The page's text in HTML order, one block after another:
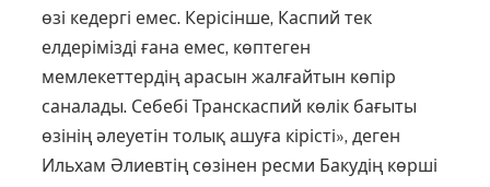
өзі кедергі емес. Керісінше, Каспий тек
елдерімізді ғана емес, көптеген
мемлекеттердің арасын жалғайтын көпір
саналады. Себебі Транскаспий көлік бағыты
өзінің әлеуетін толық ашуға кірісті», деген
Ильхам Әлиевтің сөзінен ресми Бакудің көрші